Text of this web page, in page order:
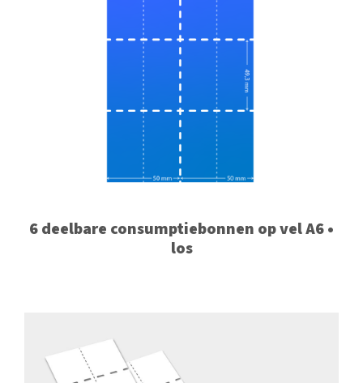
6 deelbare consumptiebonnen op vel A6 •
los